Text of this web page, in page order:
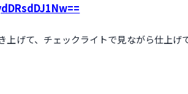
上げて、チェックライトで見ながら仕上げ